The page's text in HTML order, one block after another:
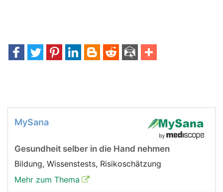
MySana
Gesundheit selber in die Hand nehmen
Bildung, Wissenstests, Risikoschätzung
Mehr zum Thema